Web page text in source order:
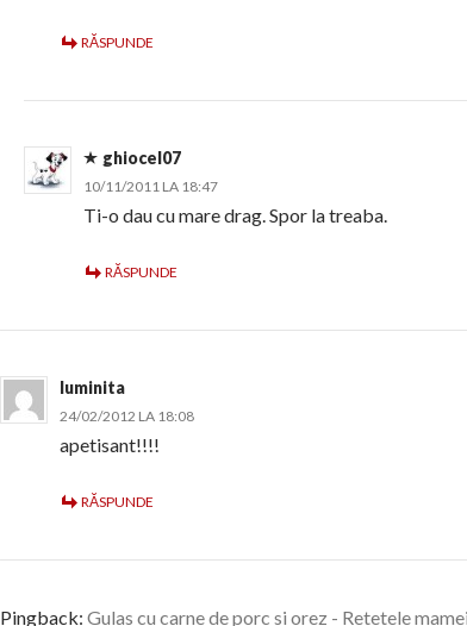
RĂSPUNDE
ghiocel07
10/11/2011 LA 18:47
Ti-o dau cu mare drag. Spor la treaba.
RĂSPUNDE
luminita
24/02/2012 LA 18:08
apetisant!!!!
RĂSPUNDE
Pingback: Gulas cu carne de porc si orez - Retetele